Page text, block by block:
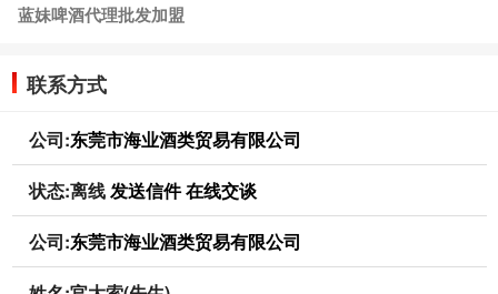
蓝妹啤酒代理批发加盟
联系方式
公司:东莞市海业酒类贸易有限公司
状态:离线发送信件在线交谈
公司:东莞市海业酒类贸易有限公司